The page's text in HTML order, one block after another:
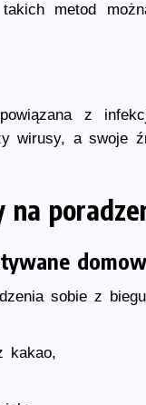
metod
z
wirusy, a swoje
na
sobie z
kakao,